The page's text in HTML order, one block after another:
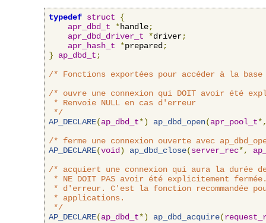
typedef struct
{
apr_dbd_t
*handle;
apr_dbd_driver_t
*driver;
apr_hash_t
*prepared;
}
ap_dbd_t;
/* Fonctions exportées pour accéder à la base
/* ouvre une connexion qui DOIT avoir été
* Renvoie NULL en cas d'erreur
*/
AP_DECLARE(ap_dbd_t*) ap_dbd_open(apr_pool_t
/* ferme une connexion ouverte avec
AP_DECLARE(void) ap_dbd_close(server_rec*,
/* acquiert une connexion qui aura la durée
* NE DOIT PAS avoir été explicitement
* d'erreur. C'est la fonction recommandée
* applications.
*/
AP_DECLARE(ap_dbd_t*) ap_dbd_acquire(